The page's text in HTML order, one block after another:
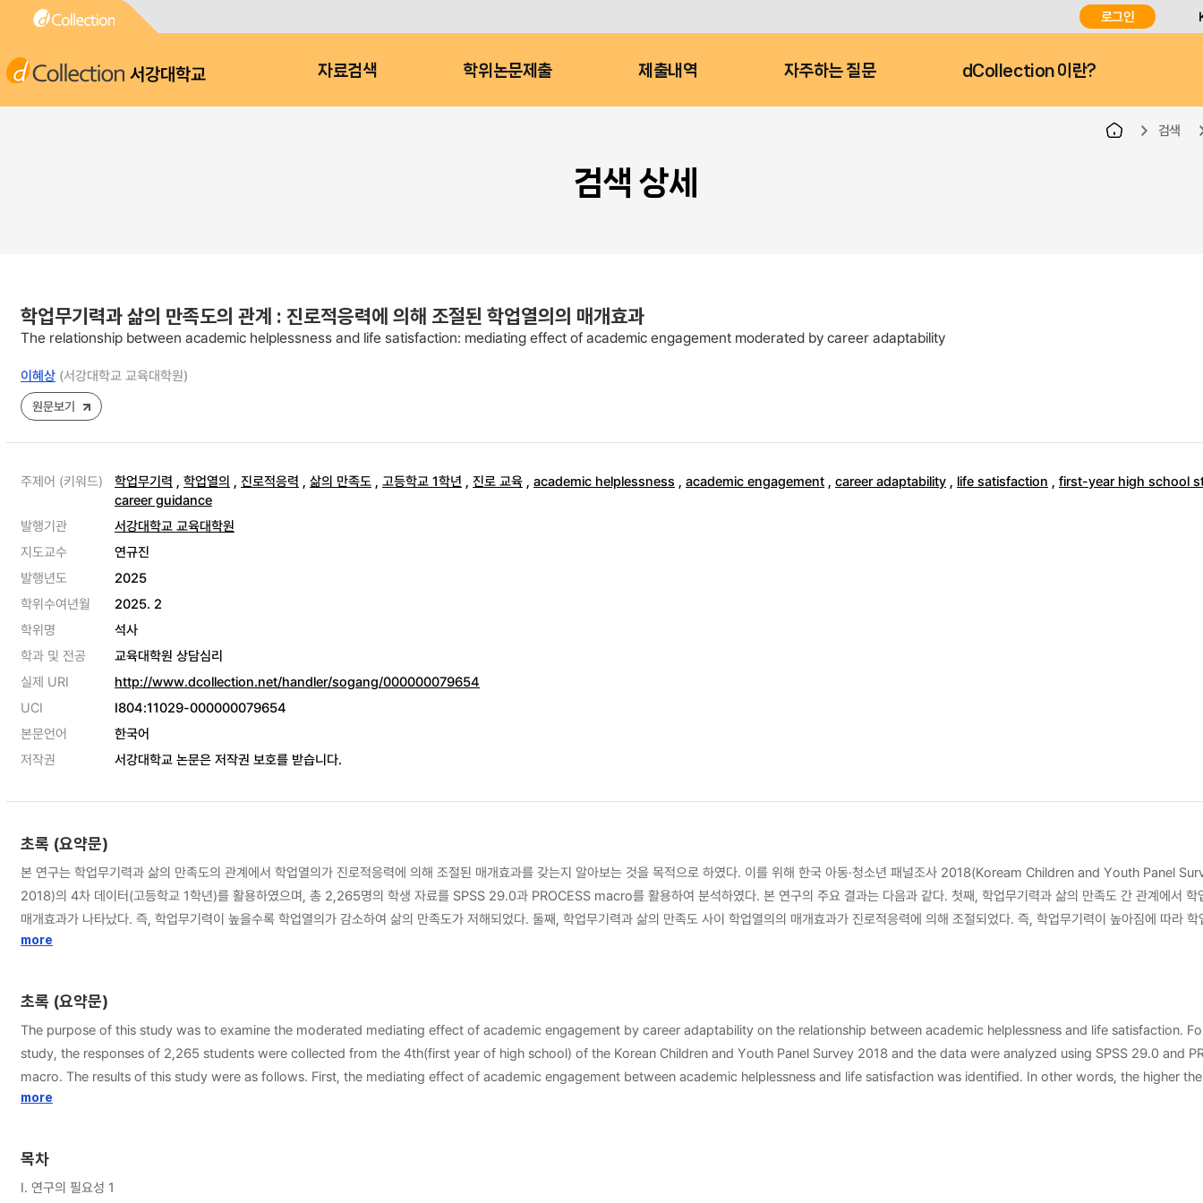
로그인
서강대학교 자료검색 학위논문제출 제출내역 자주하는 질문 dCollection 이란?
검색
검색 상세
학업무기력과 삶의 만족도의 관계 : 진로적응력에 의해 조절된 학업열의의 매개효과
The relationship between academic helplessness and life satisfaction: mediating effect of academic engagement moderated by career adaptability
이혜상 (서강대학교 교육대학원)
원문보기
주제어 (키워드) 학업무기력 , 학업열의 , 진로적응력 , 삶의 만족도 , 고등학교 1학년 , 진로 교육 , academic helplessness , academic engagement , career adaptability , life satisfaction , first-year high school
career guidance
발행기관
서강대학교 교육대학원
지도교수
연규진
발행년도
2025
학위수여년월
2025. 2
학위명
석사
학과 및 전공
교육대학원 상담심리
실제 URI
http://www.dcollection.net/handler/sogang/000000079654
UCI
I804:11029-000000079654
본문언어
한국어
저작권
서강대학교 논문은 저작권 보호를 받습니다.
초록 (요약문)
본 연구는 학업무기력과 삶의 만족도의 관계에서 학업열의가 진로적응력에 의해 조절된 매개효과를 갖는지 알아보는 것을 목적으로 하였다. 이를 위해 한국 아동·청소년 패널조사 2018(Koream Children and Youth Panel
2018)의 4차 데이터(고등학교 1학년)를 활용하였으며, 총 2,265명의 학생 자료를 SPSS 29.0과 PROCESS macro를 활용하여 분석하였다. 본 연구의 주요 결과는 다음과 같다. 첫째, 학업무기력과 삶의 만족도 간 관계에서 학업열의의
매개효과가 나타났다. 즉, 학업무기력이 높을수록 학업열의가 감소하여 삶의 만족도가 저해되었다. 둘째, 학업무기력과 삶의 만족도 사이 학업열의의 매개효과가 진로적응력에 의해 조절되었다. 즉, 학업무기력이 높아짐에 따라 학
저해되어 삶의 만족도가 낮아질 때, 진로적응력의 수준에 따라 학업열의의 매개효과 크기가 달라졌다. 이러한 결과들을 중심으로 본 연구의 의의와 학교 현장에 대한 시사점을 논의하였으며, 제한점 및 후속 연구를 위한 제언을 제
more
초록 (요약문)
The purpose of this study was to examine the moderated mediating effect of academic engagement by career adaptability on the relationship between academic helplessness and life satisfaction.
study, the responses of 2,265 students were collected from the 4th(first year of high school) of the Korean Children and Youth Panel Survey 2018 and the data were analyzed using SPSS 29.0 and
macro. The results of this study were as follows. First, the mediating effect of academic engagement between academic helplessness and life satisfaction was identified. In other words, the higher
academic helplessness, the lower the academic engagement, which in turn led to lower life satisfaction. Second, the mediating effect of academic engagement was moderated by career adaptability
more
목차
Ⅰ. 연구의 필요성 1